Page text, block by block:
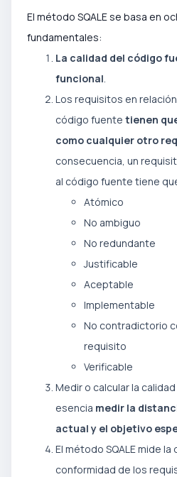
El método SQALE se basa en
fundamentales:
La calidad del código
funcional.
Los requisitos en
código fuente tienen
como cualquier otro
consecuencia, un
al código fuente tiene
Atómico
No ambiguo
No redundante
Justificable
Aceptable
Implementable
No contradictorio
requisito
Verificable
Medir o calcular la
esencia medir la
actual y el objetivo
El método SQALE mide la
conformidad de los